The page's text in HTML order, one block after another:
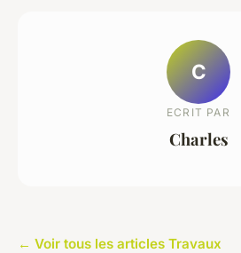
C
ECRIT PAR
Charles
← Voir tous les articles Travaux